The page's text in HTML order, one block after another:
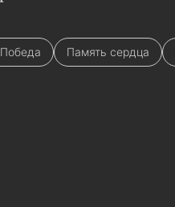
Память сердца